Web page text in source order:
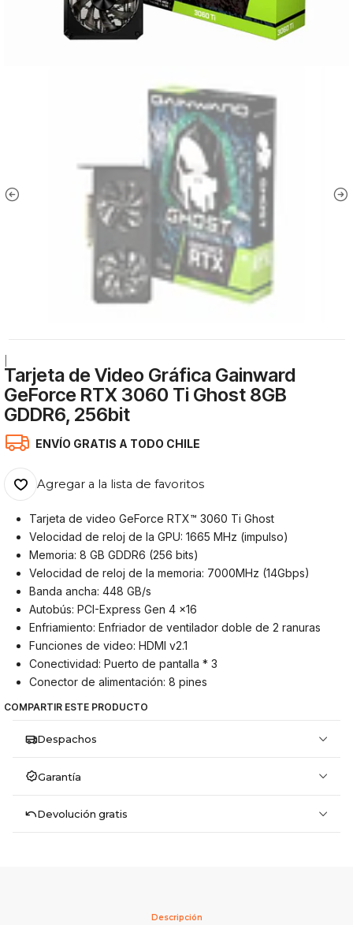
Tarjeta de Video Gráfica Gainward
GeForce RTX 3060 Ti Ghost 8GB
GDDR6, 256bit
ENVÍO GRATIS A TODO CHILE
Agregar a la lista de favoritos
Tarjeta de video GeForce RTX™ 3060 Ti Ghost
Velocidad de reloj de la GPU: 1665 MHz (impulso)
Memoria: 8 GB GDDR6 (256 bits)
Velocidad de reloj de la memoria: 7000MHz (14Gbps)
Banda ancha: 448 GB/s
Autobús: PCI-Express Gen 4 x16
Enfriamiento: Enfriador de ventilador doble de 2 ranuras
Funciones de video: HDMI v2.1
Conectividad: Puerto de pantalla * 3
Conector de alimentación: 8 pines
COMPARTIR ESTE PRODUCTO
Despachos
Garantía
Devolución gratis
Descripción